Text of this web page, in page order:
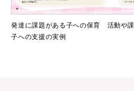
発達に課題がある子への保育 活動や
子への支援の実例